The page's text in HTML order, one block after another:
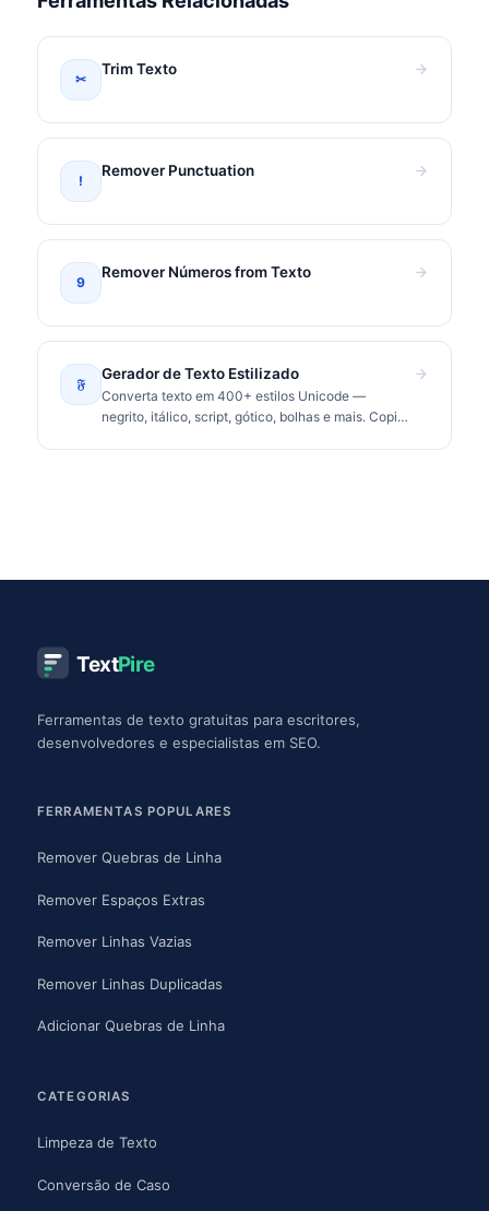
✂
Trim Texto
!
Remover Punctuation
9
Remover Números from Texto
𝔉
Gerador de Texto Estilizado
Converta texto em 400+ estilos Unicode —
negrito, itálico, script, gótico, bolhas e mais. Copie
TextPire
Ferramentas de texto gratuitas para escritores,
desenvolvedores e especialistas em SEO.
FERRAMENTAS POPULARES
Remover Quebras de Linha
Remover Espaços Extras
Remover Linhas Vazias
Remover Linhas Duplicadas
Adicionar Quebras de Linha
CATEGORIAS
Limpeza de Texto
Conversão de Caso